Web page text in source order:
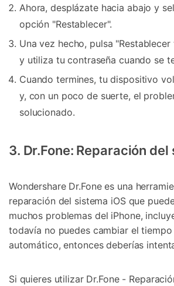
Ahora, desplázate hacia abajo y
opción "Restablecer".
Una vez hecho, pulsa
y utiliza tu contraseña cuando se
Cuando termines, tu dispositivo
y, con un poco de suerte, el
solucionado.
3. Dr.Fone: Reparación del
Wondershare Dr.Fone es una
reparación del sistema iOS que
muchos problemas del iPhone,
todavía no puedes cambiar el
automático, entonces deberías
Si quieres utilizar Dr.Fone -